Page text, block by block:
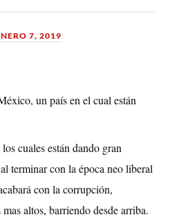
7, 2019
un país en el cual están
cuales están dando gran
terminar con la época neo liberal
con la corrupción,
altos, barriendo desde arriba.